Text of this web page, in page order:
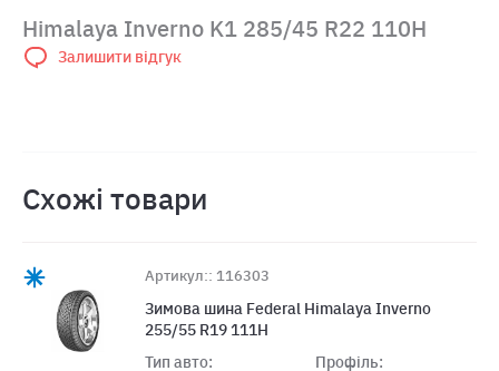
Himalaya Inverno K1 285/45 R22 110H
Залишити відгук
Схожі товари
Артикул:: 116303
Зимова шина Federal Himalaya Inverno
255/55 R19 111H
Тип авто:
Профіль: